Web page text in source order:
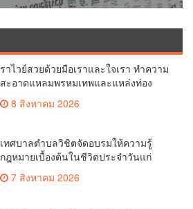
ราไวย์สวยด้วยมือเราและใจเรา ทำความ
สะอาดแหลมพรหมเทพและแหล่งท่อง
8 สิงหาคม 2026
เทศบาลตำบลวิชิตจัดอบรมให้ความรู้
กฎหมายเบื้องต้นในชีวิตประจำวันแก่
เยาวชน
7 สิงหาคม 2026